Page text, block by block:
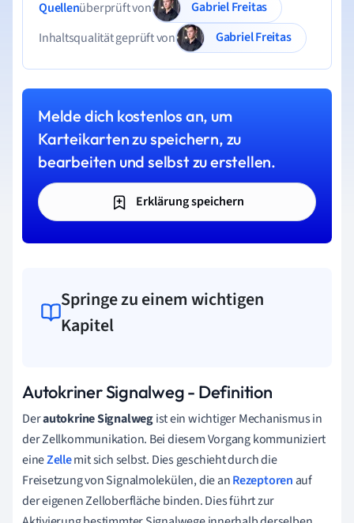
Quellenüberprüft von
Gabriel Freitas
Inhaltsqualität geprüft von
Gabriel Freitas
Melde dich kostenlos an, um
Karteikarten zu speichern, zu
bearbeiten und selbst zu erstellen.
Erklärung speichern
Springe zu einem wichtigen
Kapitel
Autokriner Signalweg - Definition
Derautokrine Signalwegist ein wichtiger Mechanismus in
der Zellkommunikation. Bei diesem Vorgang kommuniziert
eineZellemit sich selbst. Dies geschieht durch die
Freisetzung von Signalmolekülen, die anRezeptoren auf
der eigenen Zelloberfläche binden. Dies führt zur